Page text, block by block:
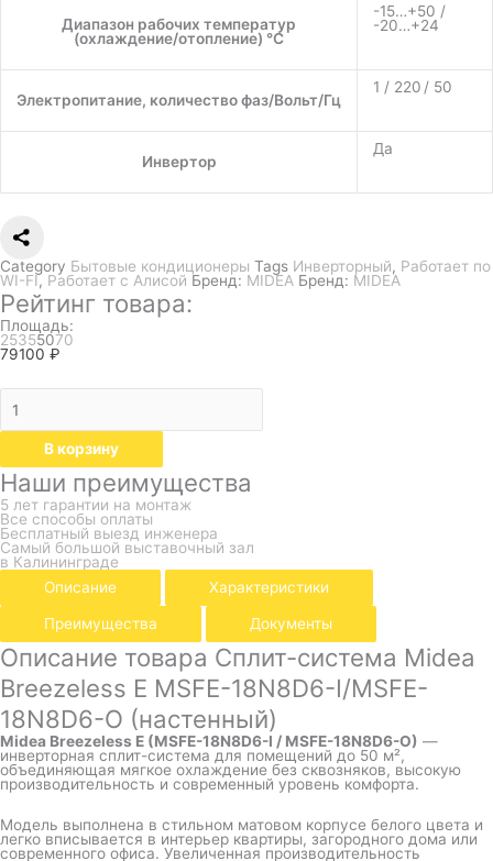
Диапазон рабочих температур
(охлаждение/отопление) °C
-15…+50 /
-20…+24
Электропитание, количество фаз/Вольт/Гц
1 / 220 / 50
Инвертор
Да
Category Бытовые кондиционеры Tags Инверторный, Работает по
WI-FI, Работает с Алисой Бренд: MIDEA Бренд: MIDEA
Рейтинг товара:
Площадь:
25355070
79100 ₽
В корзину
Наши преимущества
5 лет гарантии на монтаж
Все способы оплаты
Бесплатный выезд инженера
Самый большой выставочный зал
в Калининграде
Описание
Характеристики
Преимущества Документы
Описание товара Сплит-система Midea
Breezeless E MSFE-18N8D6-I/MSFE-
18N8D6-O (настенный)
Midea Breezeless E (MSFE-18N8D6-I / MSFE-18N8D6-O) —
инверторная сплит-система для помещений до 50 м²,
объединяющая мягкое охлаждение без сквозняков, высокую
производительность и современный уровень комфорта.
Модель выполнена в стильном матовом корпусе белого цвета и
легко вписывается в интерьер квартиры, загородного дома или
современного офиса. Увеличенная производительность